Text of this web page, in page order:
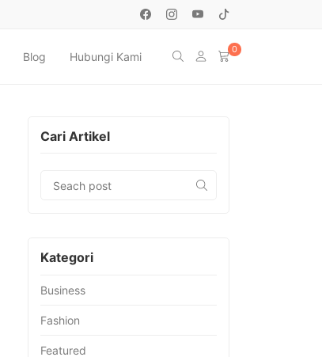
Blog Hubungi Kami
0
Cari Artikel
Kategori
Business
Fashion
Featured